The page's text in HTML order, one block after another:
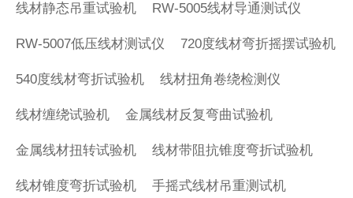
线材静态吊重试验机 RW-5005线材导通测试仪
RW-5007低压线材测试仪 720度线材弯折摇摆试验机
540度线材弯折试验机 线材扭角卷绕检测仪
线材缠绕试验机 金属线材反复弯曲试验机
金属线材扭转试验机 线材带阻抗锥度弯折试验机
线材锥度弯折试验机 手摇式线材吊重测试机